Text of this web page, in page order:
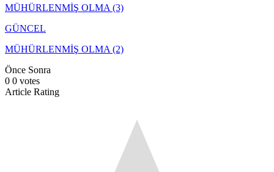
MÜHÜRLENMİŞ OLMA (3)
GÜNCEL
MÜHÜRLENMİŞ OLMA (2)
Önce Sonra
0 0 votes
Article Rating